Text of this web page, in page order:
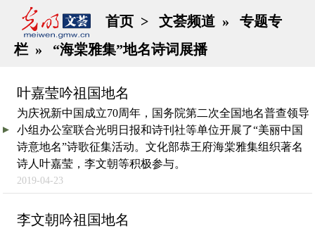
首页 > 文荟频道 »
专题专
栏 » “海棠雅集”地名诗词展播
叶嘉莹吟祖国地名
为庆祝新中国成立70周年，国务院第二次全国地名普查领导
小组办公室联合光明日报和诗刊社等单位开展了“美丽中国
诗意地名”诗歌征集活动。文化部恭王府海棠雅集组织著名
诗人叶嘉莹，李文朝等积极参与。
2019-04-23
李文朝吟祖国地名